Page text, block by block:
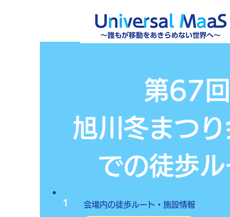
第67回
旭川冬まつ
での徒歩ル
1 ​会場内の徒歩ルート・施設情報